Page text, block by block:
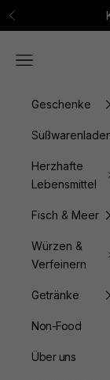
Zum Inhalt springen
Zurück
Menü
Geschenke
Herzhafte
Lebensmittel
Fisch & Meer
Würzen &
Verfeinern
Getränke
Non-Food
Über uns